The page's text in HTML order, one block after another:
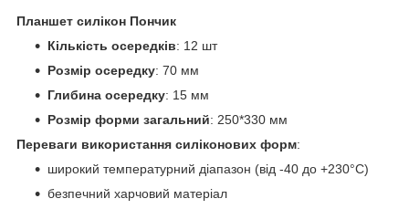
Планшет силікон Пончик
Кількість осередків: 12 шт
Розмір осередку: 70 мм
Глибина осередку: 15 мм
Розмір форми загальний: 250*330 мм
Переваги використання силіконових форм:
широкий температурний діапазон (від -40 до +230°C)
безпечний харчовий матеріал